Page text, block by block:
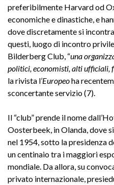
preferibilmente Harvard od
economiche e dinastiche, e
dove discretamente si
questi, luogo di incontro
Bilderberg Club, “una
politici, economisti, alti ufficiali,
la rivista l’Europeoha
sconcertante servizio (7).
Il “club” prende il nome
Oosterbeek, in Olanda, dove
nel 1954, sotto la presidenza
un centinaio tra i maggiori
mondiale. Da allora, su
privato internazionale,